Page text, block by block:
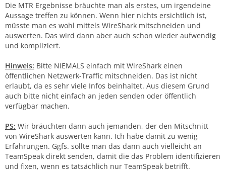
Die MTR Ergebnisse bräuchte man als erstes, um irgendeine
Aussage treffen zu können. Wenn hier nichts ersichtlich ist,
müsste man es wohl mittels WireShark mitschneiden und
auswerten. Das wird dann aber auch schon wieder aufwendig
und kompliziert.
Hinweis: Bitte NIEMALS einfach mit WireShark einen
öffentlichen Netzwerk-Traffic mitschneiden. Das ist nicht
erlaubt, da es sehr viele Infos beinhaltet. Aus diesem Grund
auch bitte nicht einfach an jeden senden oder öffentlich
verfügbar machen.
PS: Wir bräuchten dann auch jemanden, der den Mitschnitt
von WireShark auswerten kann. Ich habe damit zu wenig
Erfahrungen. Ggfs. sollte man das dann auch vielleicht an
TeamSpeak direkt senden, damit die das Problem identifizieren
und fixen, wenn es tatsächlich nur TeamSpeak betrifft.